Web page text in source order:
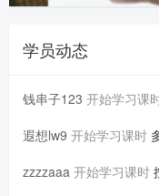
学员动态
钱串子123 开始学习课
遐想lw9 开始学习课时
zzzzaaa 开始学习课时